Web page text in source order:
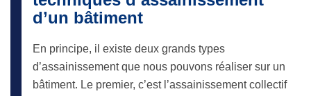
d’un bâtiment
En principe, il existe deux grands types
d’assainissement que nous pouvons réaliser sur un
bâtiment. Le premier, c’est l’assainissement collectif